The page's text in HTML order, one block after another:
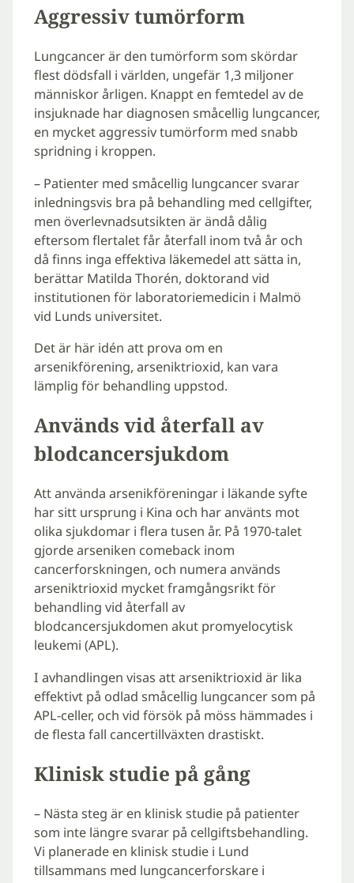
Aggressiv tumörform
Lungcancer är den tumörform som skördar
flest dödsfall i världen, ungefär 1,3 miljoner
människor årligen. Knappt en femtedel av de
insjuknade har diagnosen småcellig lungcancer,
en mycket aggressiv tumörform med snabb
spridning i kroppen.
– Patienter med småcellig lungcancer svarar
inledningsvis bra på behandling med cellgifter,
men överlevnadsutsikten är ändå dålig
eftersom flertalet får återfall inom två år och
då finns inga effektiva läkemedel att sätta in,
berättar Matilda Thorén, doktorand vid
institutionen för laboratoriemedicin i Malmö
vid Lunds universitet.
Det är här idén att prova om en
arsenikförening, arseniktrioxid, kan vara
lämplig för behandling uppstod.
Används vid återfall av
blodcancersjukdom
Att använda arsenikföreningar i läkande syfte
har sitt ursprung i Kina och har använts mot
olika sjukdomar i flera tusen år. På 1970-talet
gjorde arseniken comeback inom
cancerforskningen, och numera används
arseniktrioxid mycket framgångsrikt för
behandling vid återfall av
blodcancersjukdomen akut promyelocytisk
leukemi (APL).
I avhandlingen visas att arseniktrioxid är lika
effektivt på odlad småcellig lungcancer som på
APL-celler, och vid försök på möss hämmades i
de flesta fall cancertillväxten drastiskt.
Klinisk studie på gång
– Nästa steg är en klinisk studie på patienter
som inte längre svarar på cellgiftsbehandling.
Vi planerade en klinisk studie i Lund
tillsammans med lungcancerforskare i